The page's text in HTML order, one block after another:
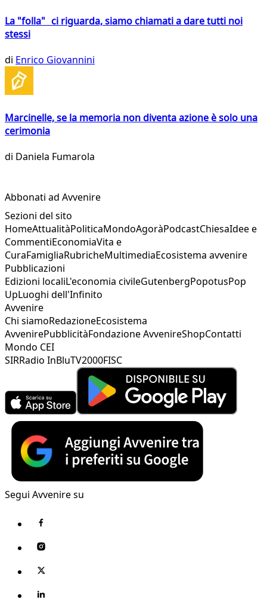
La "folla" ci riguarda, siamo chiamati a dare tutti noi
stessi
di Enrico Giovannini
Marcinelle, se la memoria non diventa azione è solo una
cerimonia
di Daniela Fumarola
Abbonati ad Avvenire
Sezioni del sito
HomeAttualitàPoliticaMondoAgoràPodcastChiesaIdee e
CommentiEconomiaVita e
CuraFamigliaRubricheMultimediaEcosistema avvenire
Pubblicazioni
Edizioni localiL'economia civileGutenbergPopotusPop
UpLuoghi dell'Infinito
Avvenire
Chi siamoRedazioneEcosistema
AvvenirePubblicitàFondazione AvvenireShopContatti
Mondo CEI
SIRRadio InBluTV2000FISC
Segui Avvenire su